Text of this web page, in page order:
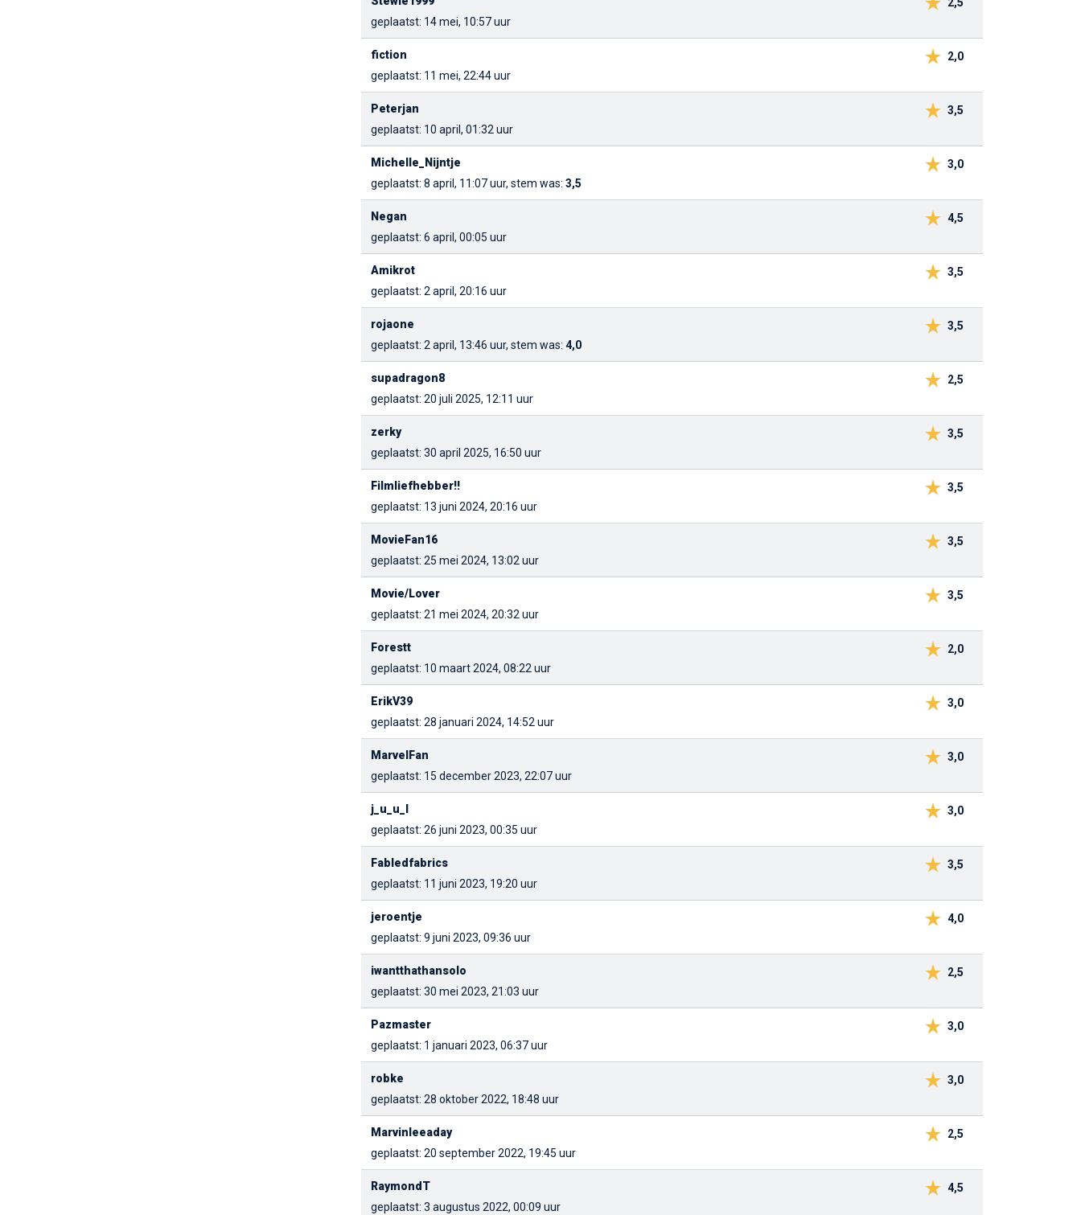
geplaatst: 14 mei, 10:57 uur
2,0
fiction
geplaatst: 11 mei, 22:44 uur
3,5
Peterjan
geplaatst: 10 april, 01:32 uur
3,0
Michelle_Nijntje
geplaatst: 8 april, 11:07 uur, stem was: 3,5
4,5
Negan
geplaatst: 6 april, 00:05 uur
3,5
Amikrot
geplaatst: 2 april, 20:16 uur
3,5
rojaone
geplaatst: 2 april, 13:46 uur, stem was: 4,0
2,5
supadragon8
geplaatst: 20 juli 2025, 12:11 uur
3,5
zerky
geplaatst: 30 april 2025, 16:50 uur
3,5
Filmliefhebber!!
geplaatst: 13 juni 2024, 20:16 uur
3,5
MovieFan16
geplaatst: 25 mei 2024, 13:02 uur
3,5
Movie/Lover
geplaatst: 21 mei 2024, 20:32 uur
2,0
Forestt
geplaatst: 10 maart 2024, 08:22 uur
3,0
ErikV39
geplaatst: 28 januari 2024, 14:52 uur
3,0
MarvelFan
geplaatst: 15 december 2023, 22:07 uur
3,0
j_u_u_l
geplaatst: 26 juni 2023, 00:35 uur
3,5
Fabledfabrics
geplaatst: 11 juni 2023, 19:20 uur
4,0
jeroentje
geplaatst: 9 juni 2023, 09:36 uur
2,5
iwantthathansolo
geplaatst: 30 mei 2023, 21:03 uur
3,0
Pazmaster
geplaatst: 1 januari 2023, 06:37 uur
3,0
robke
geplaatst: 28 oktober 2022, 18:48 uur
2,5
Marvinleeaday
geplaatst: 20 september 2022, 19:45 uur
4,5
RaymondT
geplaatst: 3 augustus 2022, 00:09 uur